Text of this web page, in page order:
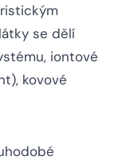
se dělí
iontové
kovové